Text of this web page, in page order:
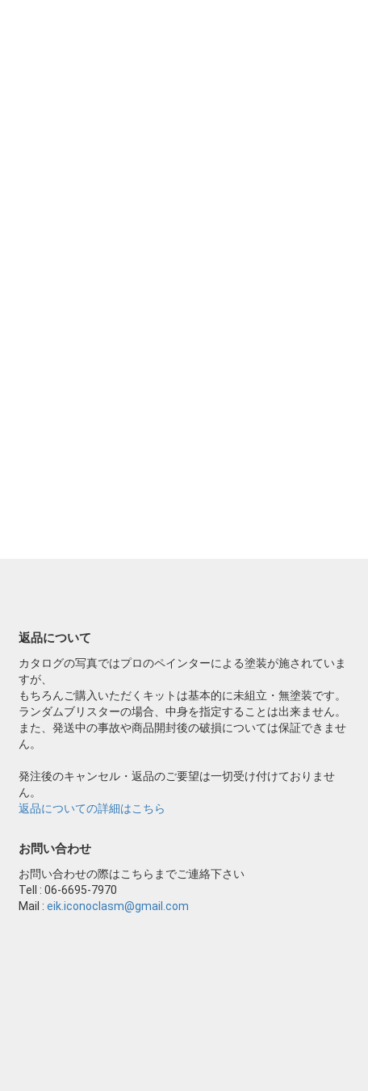
返品について
カタログの写真ではプロのペインターによる塗装が施されていま
すが、
もちろんご購入いただくキットは基本的に未組立・無塗装です。
ランダムブリスターの場合、中身を指定することは出来ません。
また、発送中の事故や商品開封後の破損については保証できませ
ん。
発注後のキャンセル・返品のご要望は一切受け付けておりませ
ん。
返品についての詳細はこちら
お問い合わせ
お問い合わせの際はこちらまでご連絡下さい
Tell : 06-6695-7970
Mail : eik.iconoclasm@gmail.com